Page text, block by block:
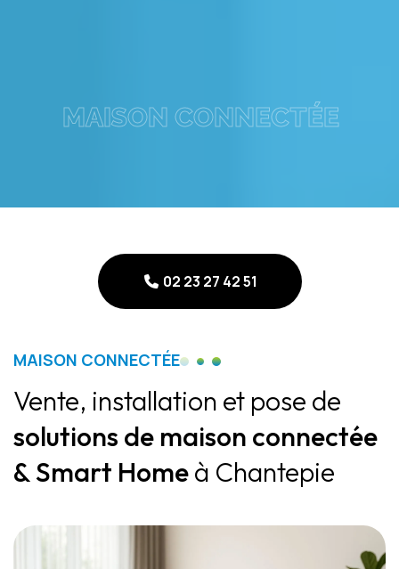
MAISON CONNECTÉE
02 23 27 42 51
MAISON CONNECTÉE
Vente, installation et pose de
solutions de maison connectée
& Smart Homeà Chantepie